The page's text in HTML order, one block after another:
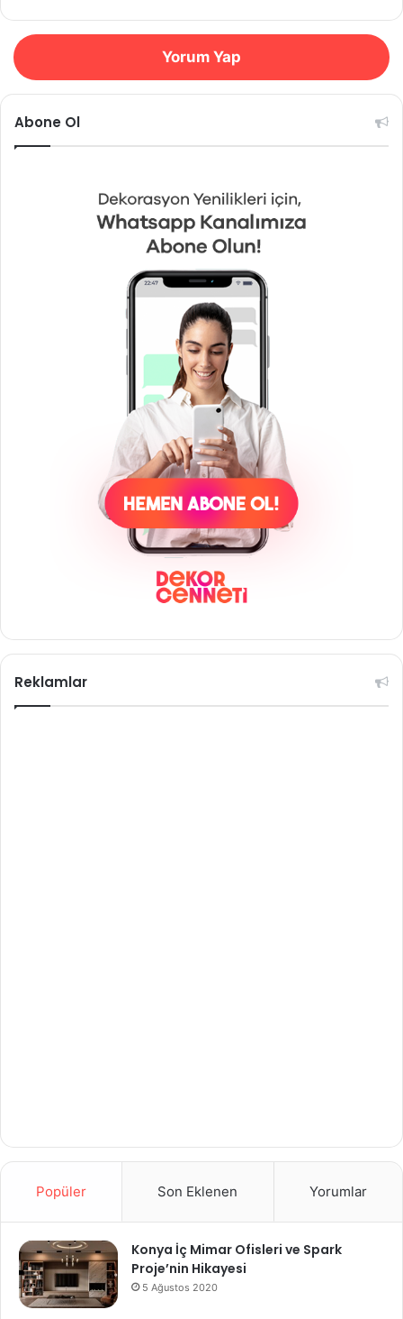
Yorum Yap
Abone Ol
Reklamlar
Popüler Son Eklenen Yorumlar
Konya İç Mimar Ofisleri ve Spark
Proje’nin Hikayesi
5 Ağustos 2020